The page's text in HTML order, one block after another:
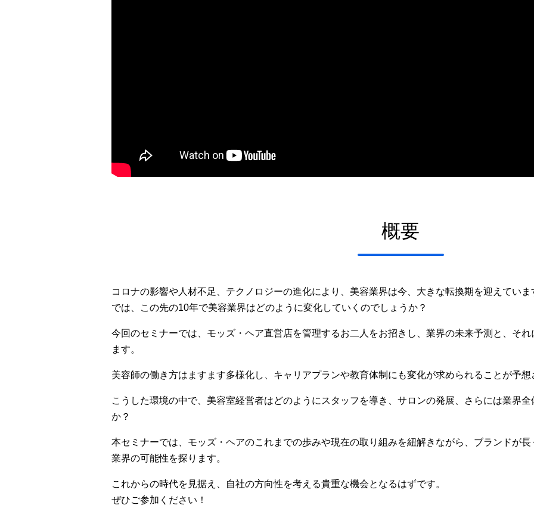
概要
コロナの影響や人材不足、テクノロジーの進化により、美容業界は今、大きな転換期を迎えていま
では、この先の10年で美容業界はどのように変化していくのでしょうか？
今回のセミナーでは、モッズ・ヘア直営店を管理するお二人をお招きし、業界の未来予測と、そ
ます。
美容師の働き方はますます多様化し、キャリアプランや教育体制にも変化が求められることが予想
こうした環境の中で、美容室経営者はどのようにスタッフを導き、サロンの発展、さらには業界
か？
本セミナーでは、モッズ・ヘアのこれまでの歩みや現在の取り組みを紐解きながら、ブランドが
業界の可能性を探ります。
これからの時代を見据え、自社の方向性を考える貴重な機会となるはずです。
ぜひご参加ください！